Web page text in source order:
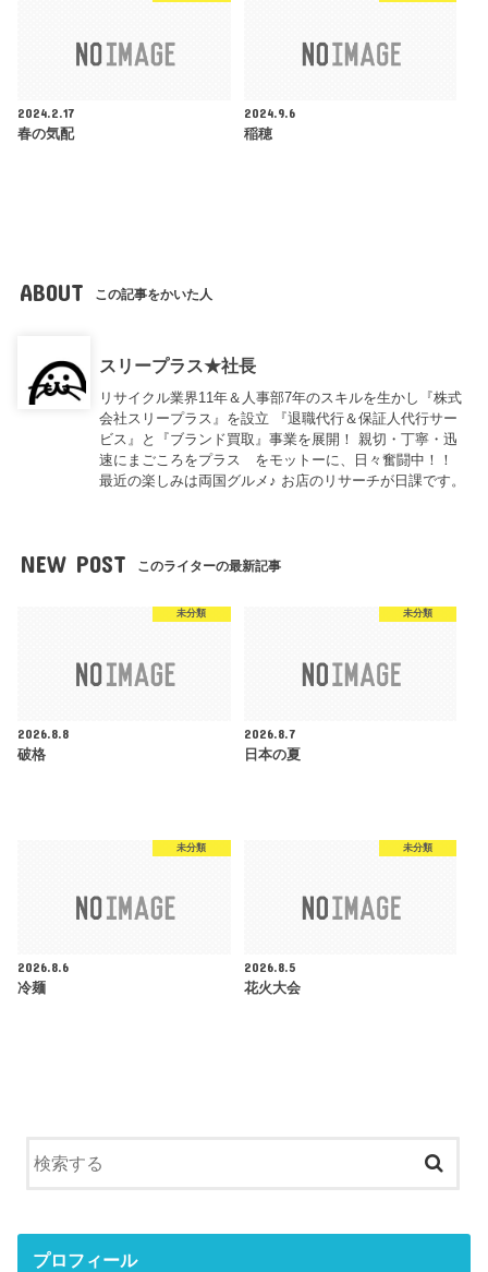
2024.2.17
春の気配
2024.9.6
稲穂
ABOUT この記事をかいた人
スリープラス★社長
リサイクル業界11年＆人事部7年のスキルを生かし『株式
会社スリープラス』を設立 『退職代行＆保証人代行サー
ビス』と『ブランド買取』事業を展開！ 親切・丁寧・迅
速にまごころをプラス をモットーに、日々奮闘中！！
最近の楽しみは両国グルメ♪ お店のリサーチが日課です。
NEW POST このライターの最新記事
未分類
2026.8.8
破格
未分類
2026.8.7
日本の夏
未分類
2026.8.6
冷麺
未分類
2026.8.5
花火大会
プロフィール